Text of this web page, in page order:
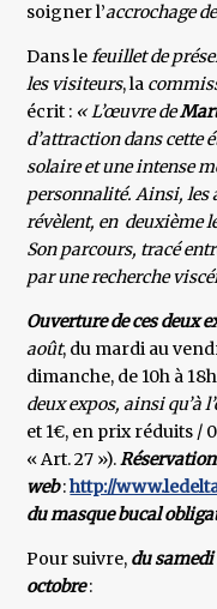
soigner l’accrochage
Dans lefeuillet de
les visiteurs, la
écrit : « L’œuvre de
d’attraction dans cette
solaire et une intense
personnalité. Ainsi, les
révèlent, en deuxième
Son parcours, tracé
par une recherche
Ouverture de ces deux
août, du mardi au
dimanche, de 10h à
deux expos, ainsi qu’à
et 1€, en prix réduits /
« Art. 27 »).
web:http://
du masque bucal
Pour suivre, du
octobre: